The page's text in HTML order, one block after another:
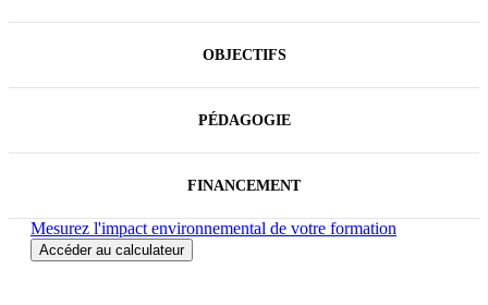
OBJECTIFS
PÉDAGOGIE
FINANCEMENT
Mesurez l'impact environnemental de votre formation
Accéder au calculateur